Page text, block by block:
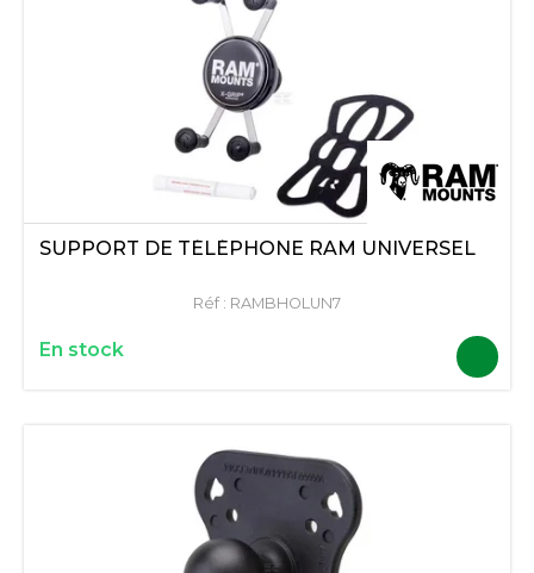
SUPPORT DE TÉLÉPHONE RAM UNIVERSEL
Réf : RAMBHOLUN7
En stock